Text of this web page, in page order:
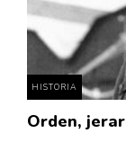
Pensamiento
Personaje
Personajes
Política
HISTORIA
Orden,